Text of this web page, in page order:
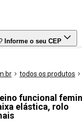
Informe o seu CEP
todos os produtos
funcional
elástica, rolo